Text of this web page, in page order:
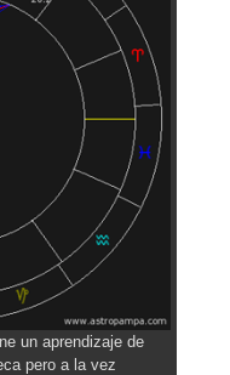
un aprendizaje de
pero a la vez